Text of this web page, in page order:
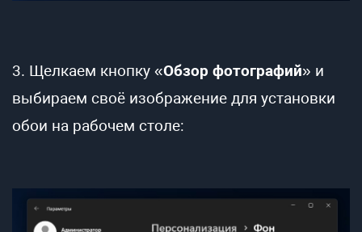
3. Щелкаем кнопку «Обзор фотографий» и
выбираем своё изображение для установки
обои на рабочем столе: